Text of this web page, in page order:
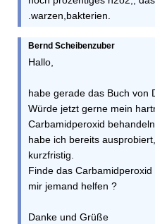
.warzen,bakterien.
Bernd Scheibenzuber
Hallo,
habe gerade das Buch von
Würde jetzt gerne mein
Carbamidperoxid
habe ich bereits
kurzfristig.
Finde das
mir jemand helfen ?
Danke und Grüße